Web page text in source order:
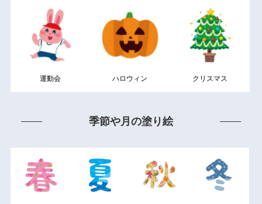
運動会 ハロウィン クリスマス
季節や月の塗り絵